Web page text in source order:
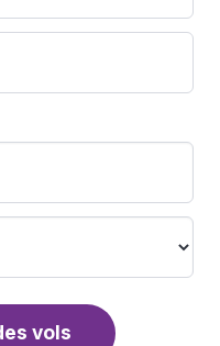
vols